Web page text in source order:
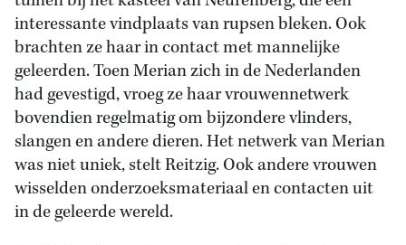
interessante vindplaats van rupsen bleken. Ook
brachten ze haar in contact met mannelijke
geleerden. Toen Merian zich in de Nederlanden
had gevestigd, vroeg ze haar vrouwennetwerk
bovendien regelmatig om bijzondere vlinders,
slangen en andere dieren. Het netwerk van Merian
was niet uniek, stelt Reitzig. Ook andere vrouwen
wisselden onderzoeksmateriaal en contacten uit
in de geleerde wereld.